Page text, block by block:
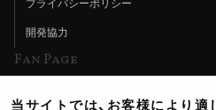
プライバシーポリシー
開発協力
Fan Page
当サイトでは、お客様により